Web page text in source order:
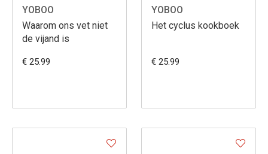
YOBOO
Waarom ons vet niet
de vijand is
€ 25.99
YOBOO
Het cyclus kookboek
€ 25.99